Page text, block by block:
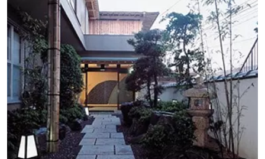
ない場所だからこそ、星空がき...